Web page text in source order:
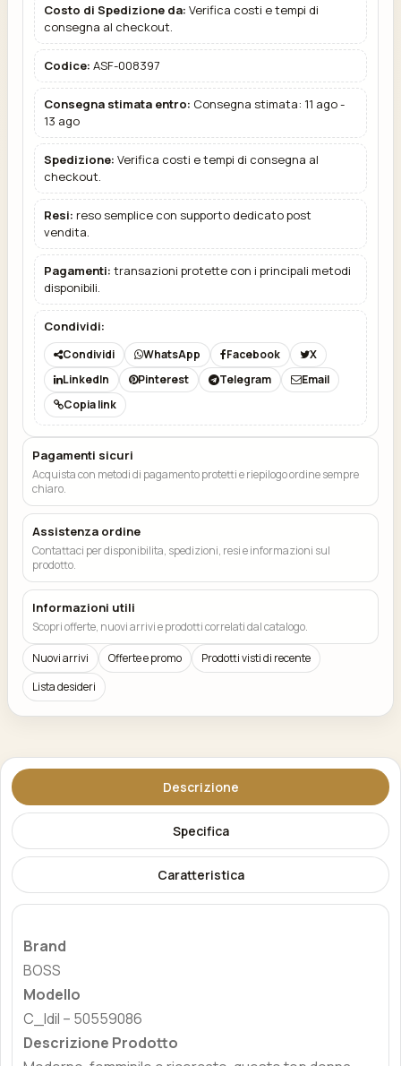
Costo di Spedizione da: Verifica costi e tempi di
consegna al checkout.
Codice: ASF-008397
Consegna stimata entro: Consegna stimata: 11 ago -
13 ago
Spedizione: Verifica costi e tempi di consegna al
checkout.
Resi: reso semplice con supporto dedicato post
vendita.
Pagamenti: transazioni protette con i principali metodi
disponibili.
Condividi:
Condividi WhatsApp Facebook
X
LinkedIn
Pinterest Telegram
Email
Copia link
Pagamenti sicuri
Acquista con metodi di pagamento protetti e riepilogo ordine sempre
chiaro.
Assistenza ordine
Contattaci per disponibilita, spedizioni, resi e informazioni sul
prodotto.
Informazioni utili
Scopri offerte, nuovi arrivi e prodotti correlati dal catalogo.
Nuovi arrivi Offerte e promo
Prodotti visti di recente
Lista desideri
Descrizione
Specifica
Caratteristica
Brand
BOSS
Modello
C_Idil – 50559086
Descrizione Prodotto